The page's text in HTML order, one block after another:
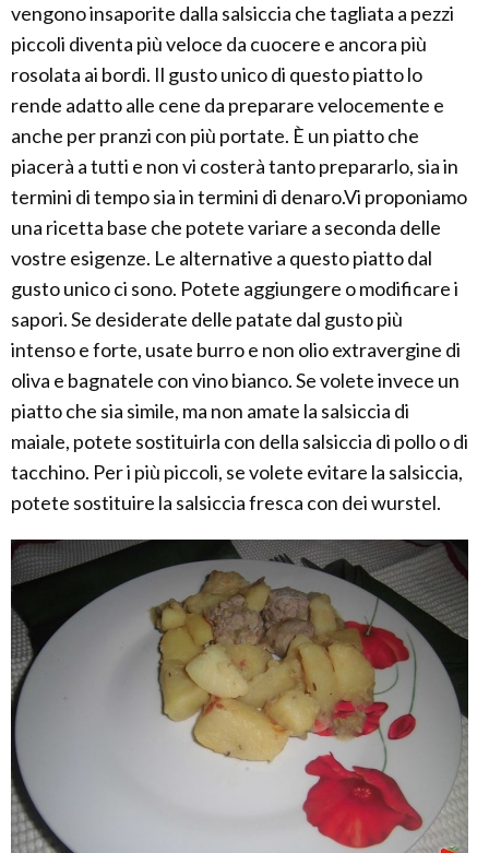
vengono insaporite dalla salsiccia che tagliata a pezzi
piccoli diventa più veloce da cuocere e ancora più
rosolata ai bordi. Il gusto unico di questo piatto lo
rende adatto alle cene da preparare velocemente e
anche per pranzi con più portate. È un piatto che
piacerà a tutti e non vi costerà tanto prepararlo, sia in
termini di tempo sia in termini di denaro.Vi proponiamo
una ricetta base che potete variare a seconda delle
vostre esigenze. Le alternative a questo piatto dal
gusto unico ci sono. Potete aggiungere o modificare i
sapori. Se desiderate delle patate dal gusto più
intenso e forte, usate burro e non olio extravergine di
oliva e bagnatele con vino bianco. Se volete invece un
piatto che sia simile, ma non amate la salsiccia di
maiale, potete sostituirla con della salsiccia di pollo o di
tacchino. Per i più piccoli, se volete evitare la salsiccia,
potete sostituire la salsiccia fresca con dei wurstel.